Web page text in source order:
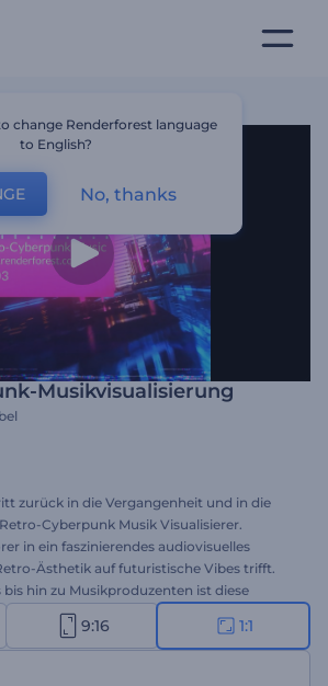
Musikvisualisierung
zurück in die Vergangenheit und in die
Cyberpunk Musik Visualisierer.
in ein faszinierendes audiovisuelles
Ästhetik auf futuristische Vibes trifft.
hin zu Musikproduzenten ist diese
der seine Musiktitel aufwerten möchte.
hoch, geben Sie den Namen des Songs
lassen Sie den Visualizer Ihre Musik zum
Sie jetzt und nehmen Sie Ihr Publikum
9:16 1:1
change Renderforest language
to English?
No, thanks